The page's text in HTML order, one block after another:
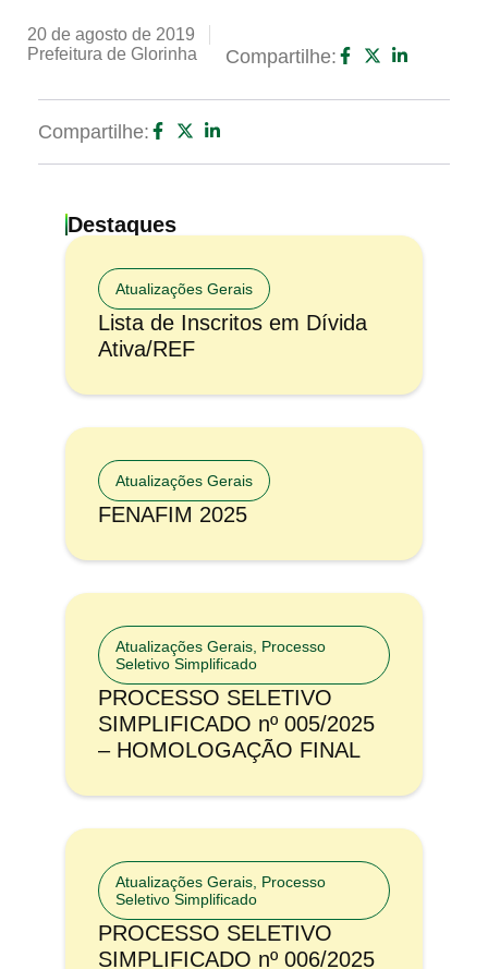
20 de agosto de 2019
Prefeitura de Glorinha
Compartilhe:
Compartilhe:
Destaques
Atualizações Gerais
Lista de Inscritos em Dívida
Ativa/REF
Atualizações Gerais
FENAFIM 2025
Atualizações Gerais Processo
Seletivo Simplificado
PROCESSO SELETIVO
SIMPLIFICADO nº 005/2025
– HOMOLOGAÇÃO FINAL
Atualizações Gerais Processo
Seletivo Simplificado
PROCESSO SELETIVO
SIMPLIFICADO nº 006/2025